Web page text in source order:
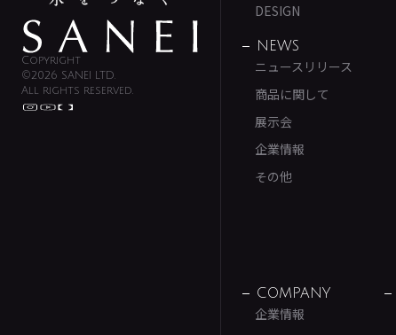
Copyright
©2026 SANEI LTD.
All rights reserved.
DESIGN
NEWS
ニュースリリース
商品に関して
展示会
企業情報
その他
COMPANY
企業情報